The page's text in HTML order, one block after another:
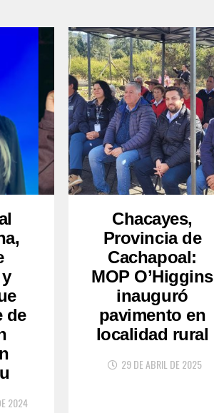
de
2024
Chacayes,
Provincia de
Cachapoal:
MOP O’Higgins
inauguró
pavimento en
localidad rural
29 DE ABRIL DE 2025